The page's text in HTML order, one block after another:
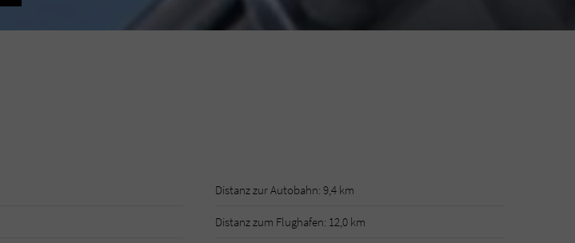
Distanz zur Autobahn: 9,4 km
Distanz zum Flughafen: 12,0 km